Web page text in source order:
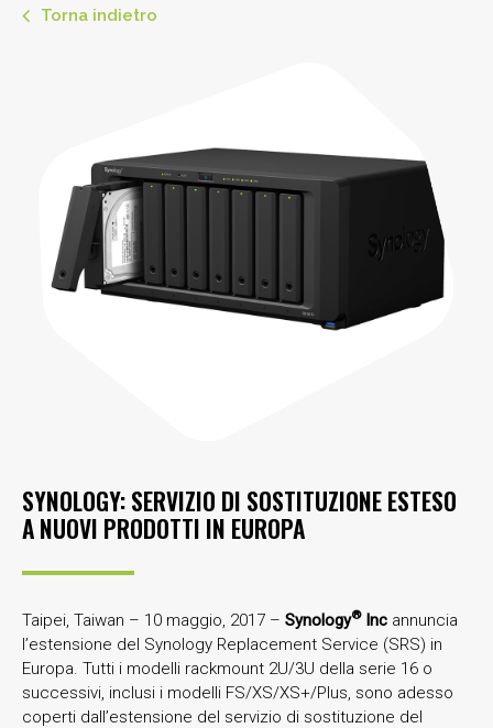
Torna indietro
SYNOLOGY: SERVIZIO DI SOSTITUZIONE ESTESO
A NUOVI PRODOTTI IN EUROPA
Taipei, Taiwan – 10 maggio, 2017 – Synology®Inc annuncia
l’estensione del Synology Replacement Service (SRS) in
Europa. Tutti i modelli rackmount 2U/3U della serie 16 o
successivi, inclusi i modelli FS/XS/XS+/Plus, sono adesso
coperti dall’estensione del servizio di sostituzione del